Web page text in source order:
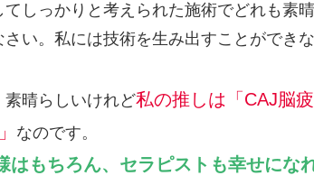
てしっかりと考えられた施術でどれも素
い。私には技術を生み出すことができ
素晴らしいけれど私の推しは「CAJ脳
なのです。
はもちろん、セラピストも幸せにな